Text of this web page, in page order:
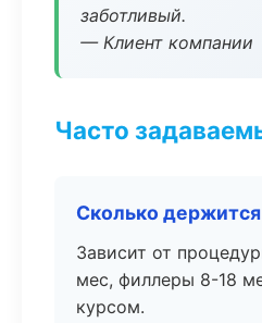
заботливый.
— Клиент компании
Часто
Сколько
Зависит от
мес, филлеры 8-18
курсом.